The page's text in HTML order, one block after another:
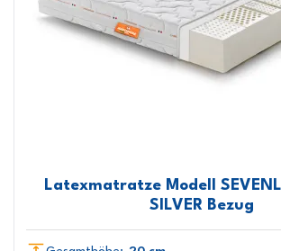
Latexmatratze Modell
SILVER Bezug